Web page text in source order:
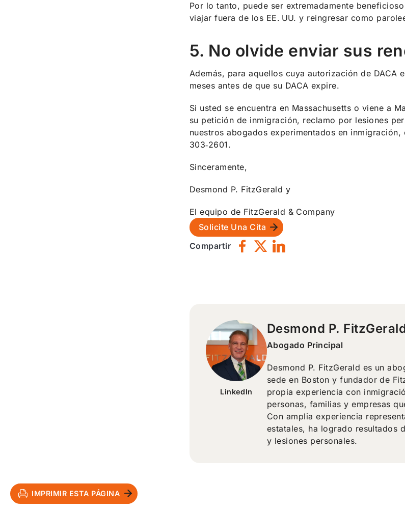
Por lo tanto, puede ser extremadamente
viajar fuera de los EE. UU. y reingresar como
5. No olvide enviar sus
Además, para aquellos cuya autorización de
meses antes de que su DACA expire.
Si usted se encuentra en Massachusetts o viene a
su petición de inmigración, reclamo por lesiones
nuestros abogados experimentados en
303‑2601.
Sinceramente,
Desmond P. FitzGerald y
El equipo de FitzGerald & Company
Solicite Una Cita
Compartir
LinkedIn
Desmond P.
Abogado Principal
Desmond P. FitzGerald es un
sede en Boston y fundador de
propia experiencia con
personas, familias y empresas
Con amplia experiencia
estatales, ha logrado resultados
y lesiones personales.
IMPRIMIR ESTA PÁGINA